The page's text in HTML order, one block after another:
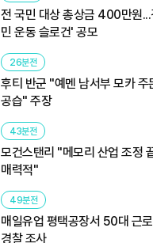
전 국민 대상 총상금 400만원...
민 운동 슬로건' 공모
26분전
후티 반군 "예멘 남서부 모카 주
공습" 주장
43분전
모건스탠리 "메모리 산업 조정
매력적"
49분전
매일유업 평택공장서 50대 근
경찰 조사